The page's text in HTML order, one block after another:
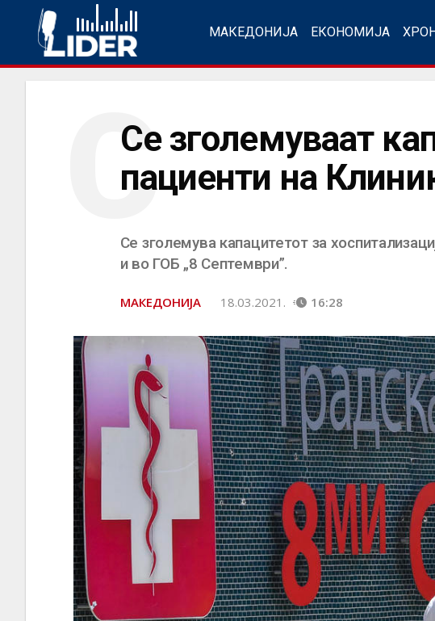
МАКЕДОНИЈА ЕКОНОМИЈА
Се зголемуваат
пациенти на
С
Се зголемува капацитетот за
и во ГОБ „8 Септември”.
МАКЕДОНИЈА 18.03.2021. 16:28